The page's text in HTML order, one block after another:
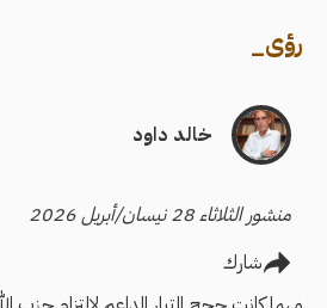
رؤى_
خالد داود
منشور الثلاثاء 28 نيسان/أبريل 2026
شارك